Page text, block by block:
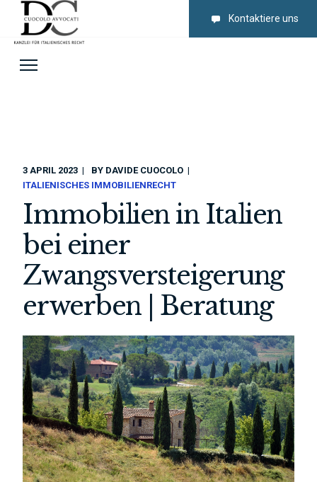
Kontaktiere uns
3 APRIL 2023 BY DAVIDE CUOCOLO
ITALIENISCHES IMMOBILIENRECHT
Immobilien in Italien
bei einer
Zwangsversteigerung
erwerben | Beratung